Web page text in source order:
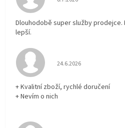
Dlouhodobě super služby prodejce.
lepší.
Hodnocení obchodu je
24.6.2026
+ Kvalitní zboží, rychlé doručení
+ Nevím o nich